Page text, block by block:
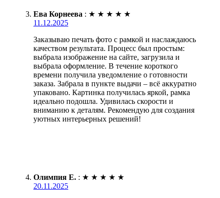
Ева Корнеева : ★ ★ ★ ★ ★
11.12.2025
Заказываю печать фото с рамкой и наслаждаюсь
качеством результата. Процесс был простым:
выбрала изображение на сайте, загрузила и
выбрала оформление. В течение короткого
времени получила уведомление о готовности
заказа. Забрала в пункте выдачи – всё аккуратно
упаковано. Картинка получилась яркой, рамка
идеально подошла. Удивилась скорости и
вниманию к деталям. Рекомендую для создания
уютных интерьерных решений!
Олимпия Е. : ★ ★ ★ ★ ★
20.11.2025